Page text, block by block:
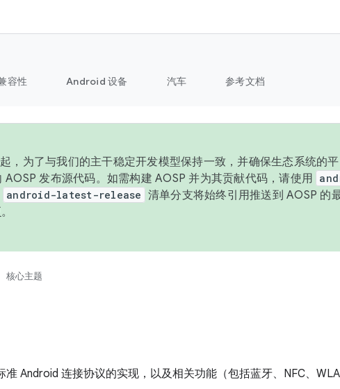
容性 Android 设备 汽车 参考文档
，为了与我们的主干稳定开发模型保持一致，并确保生态系统的
AOSP 发布源代码。如需构建 AOSP 并为其贡献代码，请使用
android-latest-release 清单分支将始终引用推送到 AOSP 的
。
核心主题
准 Android 连接协议的实现，以及相关功能（包括蓝牙、NFC、